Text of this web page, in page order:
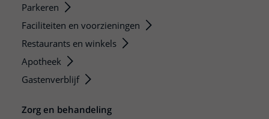
Parkeren
Faciliteiten en voorzieningen
Restaurants en winkels
Apotheek
Gastenverblijf
Zorg en behandeling